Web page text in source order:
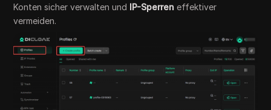
Konten sicher verwalten und IP-Sperren effektiver
vermeiden.